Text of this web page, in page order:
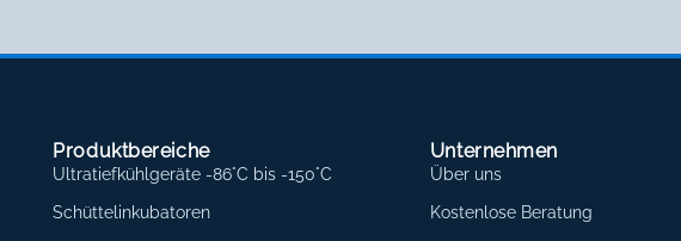
Produktbereiche
Ultratiefkühlgeräte -86°C bis -150°C
Schüttelinkubatoren
Unternehmen
Über uns
Kostenlose Beratung